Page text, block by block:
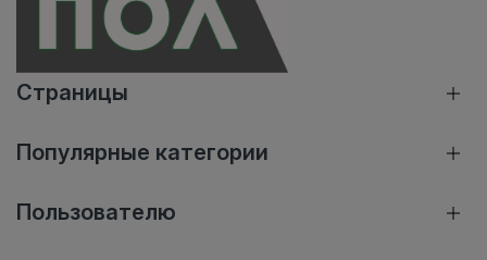
Страницы
Популярные категории
Пользователю